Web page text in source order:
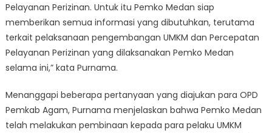
Pelayanan Perizinan. Untuk itu Pemko Medan siap
memberikan semua informasi yang dibutuhkan, terutama
terkait pelaksanaan pengembangan UMKM dan Percepatan
Pelayanan Perizinan yang dilaksanakan Pemko Medan
selama ini,” kata Purnama.
Menanggapi beberapa pertanyaan yang diajukan para OPD
Pemkab Agam, Purnama menjelaskan bahwa Pemko Medan
telah melakukan pembinaan kepada para pelaku UMKM